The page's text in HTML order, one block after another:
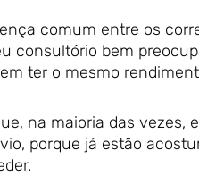
comum entre os
consultório bem
ter o mesmo
na maioria das vezes,
porque já estão